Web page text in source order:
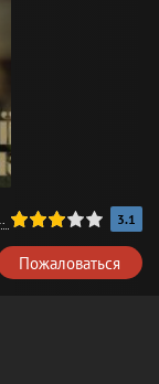
/В хорошем3.1
Пожаловаться